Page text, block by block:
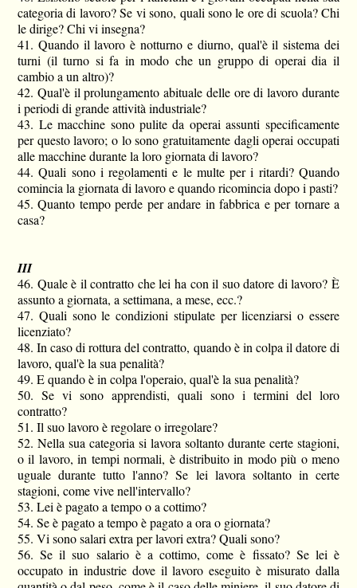
categoria di lavoro? Se vi sono, quali sono le ore di scuola? Chi
le dirige? Chi vi insegna?
41. Quando il lavoro è notturno e diurno, qual'è il sistema dei
turni (il turno si fa in modo che un gruppo di operai dia il
cambio a un altro)?
42. Qual'è il prolungamento abituale delle ore di lavoro durante
i periodi di grande attività industriale?
43. Le macchine sono pulite da operai assunti specificamente
per questo lavoro; o lo sono gratuitamente dagli operai occupati
alle macchine durante la loro giornata di lavoro?
44. Quali sono i regolamenti e le multe per i ritardi? Quando
comincia la giornata di lavoro e quando ricomincia dopo i pasti?
45. Quanto tempo perde per andare in fabbrica e per tornare a
casa?
III
46. Quale è il contratto che lei ha con il suo datore di lavoro? È
assunto a giornata, a settimana, a mese, ecc.?
47. Quali sono le condizioni stipulate per licenziarsi o essere
licenziato?
48. In caso di rottura del contratto, quando è in colpa il datore di
lavoro, qual'è la sua penalità?
49. E quando è in colpa l'operaio, qual'è la sua penalità?
50. Se vi sono apprendisti, quali sono i termini del loro
contratto?
51. Il suo lavoro è regolare o irregolare?
52. Nella sua categoria si lavora soltanto durante certe stagioni,
o il lavoro, in tempi normali, è distribuito in modo più o meno
uguale durante tutto l'anno? Se lei lavora soltanto in certe
stagioni, come vive nell'intervallo?
53. Lei è pagato a tempo o a cottimo?
54. Se è pagato a tempo è pagato a ora o giornata?
55. Vi sono salari extra per lavori extra? Quali sono?
56. Se il suo salario è a cottimo, come è fissato? Se lei è
occupato in industrie dove il lavoro eseguito è misurato dalla